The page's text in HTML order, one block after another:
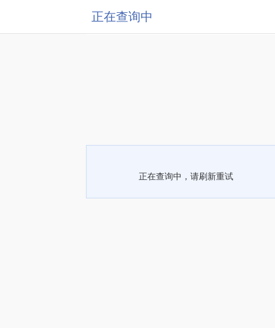
正在查询中
正在查询中，请刷新重试